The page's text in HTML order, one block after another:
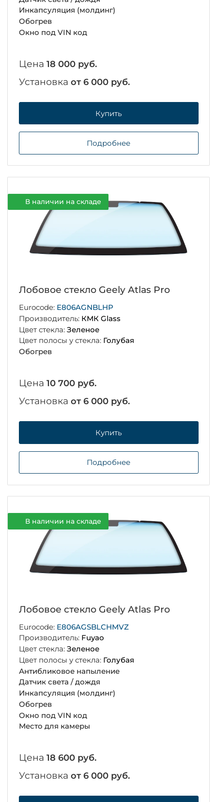
Инкапсуляция (молдинг)
Обогрев
Окно под VIN код
Цена 18 000 руб.
Установка от 6 000 руб.
Купить
Подробнее
В наличии на складе
Лобовое стекло Geely Atlas Pro
Eurocode: E806AGNBLHP
Производитель: КМК Glass
Цвет стекла: Зеленое
Цвет полосы у стекла: Голубая
Обогрев
Цена 10 700 руб.
Установка от 6 000 руб.
Купить
Подробнее
В наличии на складе
Лобовое стекло Geely Atlas Pro
Eurocode: E806AGSBLCHMVZ
Производитель: Fuyao
Цвет стекла: Зеленое
Цвет полосы у стекла: Голубая
Антибликовое напыление
Датчик света / дождя
Инкапсуляция (молдинг)
Обогрев
Окно под VIN код
Место для камеры
Цена 18 600 руб.
Установка от 6 000 руб.